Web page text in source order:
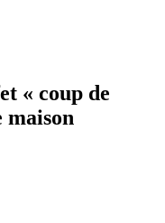
« coup de